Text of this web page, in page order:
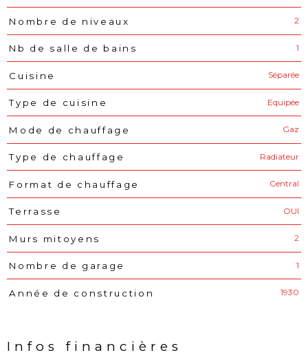
Nombre de niveaux 2
Nb de salle de bains 1
Cuisine Séparée
Type de cuisine Equipée
Mode de chauffage Gaz
Type de chauffage Radiateur
Format de chauffage Central
Terrasse OUI
Murs mitoyens 2
Nombre de garage 1
Année de construction 1930
Infos financières